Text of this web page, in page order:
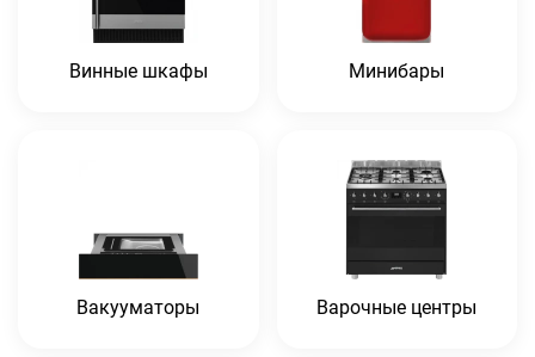
Винные шкафы Минибары
Вакууматоры Варочные центры